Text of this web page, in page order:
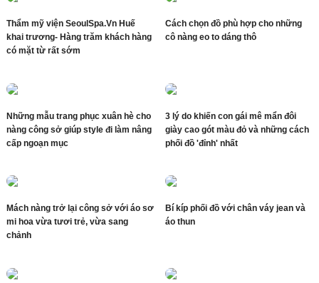
Thẩm mỹ viện SeoulSpa.Vn Huế
khai trương- Hàng trăm khách hàng
có mặt từ rất sớm
Cách chọn đồ phù hợp cho những
cô nàng eo to dáng thô
Những mẫu trang phục xuân hè cho
nàng công sở giúp style đi làm nâng
cấp ngoạn mục
3 lý do khiến con gái mê mẩn đôi
giày cao gót màu đỏ và những cách
phối đồ 'đỉnh' nhất
Mách nàng trở lại công sở với áo sơ
mi hoa vừa tươi trẻ, vừa sang
chảnh
Bí kíp phối đồ với chân váy jean và
áo thun